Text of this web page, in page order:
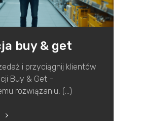
buy & get
i przyciągnij klientów
Buy & Get –
rozwiązaniu, (...)